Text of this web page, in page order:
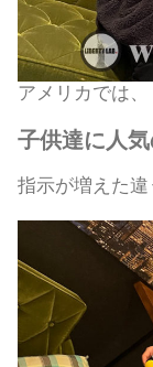
アメリカでは、
子供達に人気
指示が増えた違